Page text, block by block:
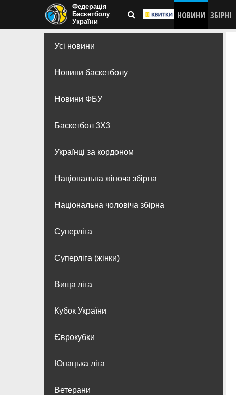
Федерація
Баскетболу
України
НОВИНИ ЗБІРНІ
Усі новини
Новини баскетболу
Новини ФБУ
Баскетбол 3Х3
Українці за кордоном
Національна жіноча збірна
Національна чоловіча збірна
Суперліга
Суперліга (жінки)
Вища лiга
Кубок України
Єврокубки
Юнацька ліга
Ветерани